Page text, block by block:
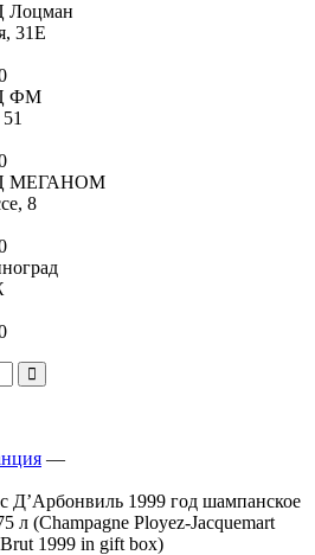
Лоцман
31Е
ФМ
МЕГАНОМ
8
—
1999 год шампанское
л (Champagne Ployez-Jacquemart
1999 in gift box)